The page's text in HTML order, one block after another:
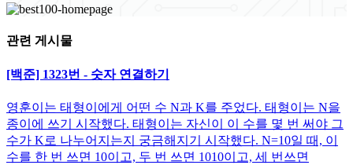
관련 게시물
[백준] 1323번 - 숫자 연결하기
영훈이는 태형이에게 어떤 수 N과 K를 주었다. 태형이는 N을
종이에 쓰기 시작했다. 태형이는 자신이 이 수를 몇 번 써야 그
수가 K로 나누어지는지 궁금해지기 시작했다. N=10일 때, 이
수를 한 번 쓰면 10이고, 두 번 쓰면 1010이고, 세 번쓰면